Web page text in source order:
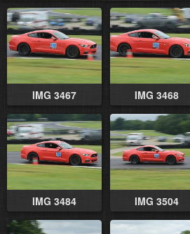
IMG 3467 IMG 3468
IMG 3484 IMG 3504